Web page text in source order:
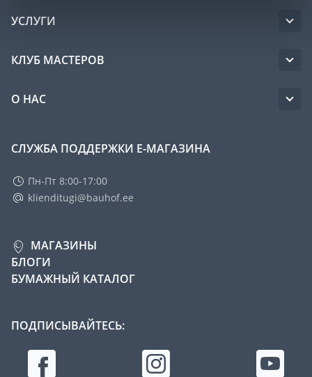
УСЛУГИ
КЛУБ МАСТЕРОВ
О НАС
СЛУЖБА ПОДДЕРЖКИ Е-МАГАЗИНА
Пн-Пт 8:00-17:00
klienditugi@bauhof.ee
МАГАЗИНЫ
БЛОГИ
БУМАЖНЫЙ КАТАЛОГ
ПОДПИСЫВАЙТЕСЬ: